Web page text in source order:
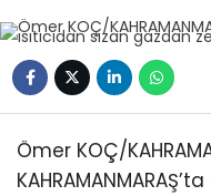
SAĞLIK
KÜLTÜR/SANAT
Ömer KOÇ/